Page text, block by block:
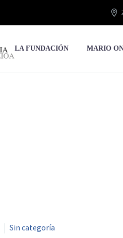
LA FUNDACIÓN MARIO
Sin categoría